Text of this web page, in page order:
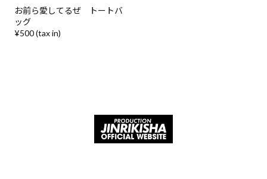
お前ら愛してるぜ トートバ
ッグ
¥500 (tax in)